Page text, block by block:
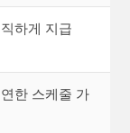
하게 지급
한 스케줄 가